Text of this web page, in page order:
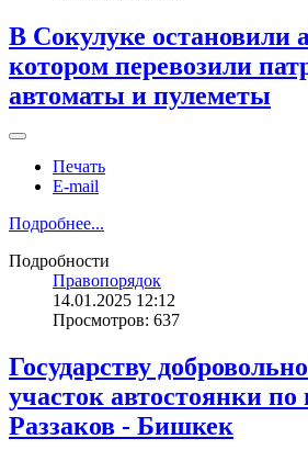
В Сокулуке остановили
котором перевозили
автоматы и пулеметы
Печать
E-mail
Подробнее...
Подробности
Правопорядок
14.01.2025 12:12
Просмотров: 637
Государству
участок автостоянки
Раззаков - Бишкек